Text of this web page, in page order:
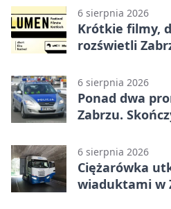
6 sierpnia 2026
Krótkie filmy,
rozświetli
6 sierpnia 2026
Ponad dwa
Zabrzu.
6 sierpnia 2026
Ciężarówka
wiaduktami w